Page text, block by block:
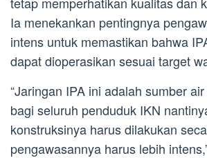
Ia menekankan pentingnya
intens untuk memastikan bahwa
dapat dioperasikan sesuai target
“Jaringan IPA ini adalah sumber
bagi seluruh penduduk IKN
konstruksinya harus dilakukan
pengawasannya harus lebih